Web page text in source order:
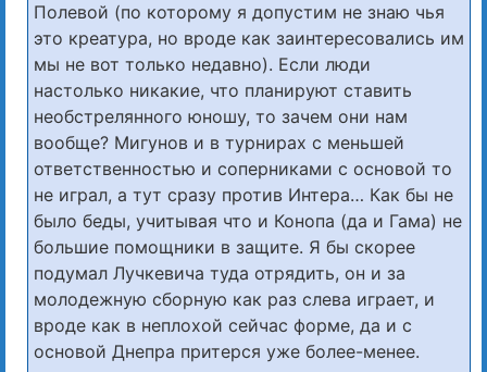
Полевой (по которому я допустим не знаю чья
это креатура, но вроде как заинтересовались им
мы не вот только недавно). Если люди
настолько никакие, что планируют ставить
необстрелянного юношу, то зачем они нам
вообще? Мигунов и в турнирах с меньшей
ответственностью и соперниками с основой то
не играл, а тут сразу против Интера… Как бы не
было беды, учитывая что и Конопа (да и Гама) не
большие помощники в защите. Я бы скорее
подумал Лучкевича туда отрядить, он и за
молодежную сборную как раз слева играет, и
вроде как в неплохой сейчас форме, да и с
основой Днепра притерся уже более-менее.